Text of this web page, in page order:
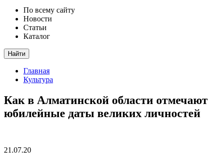
По всему сайту
Новости
Статьи
Каталог
Найти
Главная
Культура
Как в Алматинской области отмечают
юбилейные даты великих личностей
21.07.20